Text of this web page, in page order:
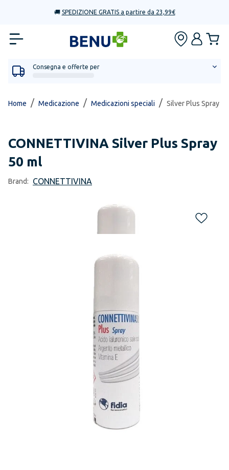
🚚 SPEDIZIONE GRATIS a partire da 23,99€
Consegna e offerte per
Home / Medicazione / Medicazioni speciali / Silver Plus Spray
CONNETTIVINA Silver Plus Spray
50 ml
Brand: CONNETTIVINA